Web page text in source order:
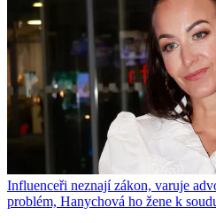
Influenceři neznají zákon, varuje
problém, Hanychová ho žene k